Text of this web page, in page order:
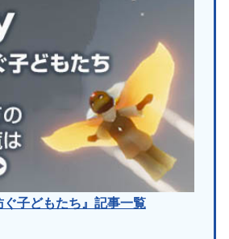
ぐ子どもたち』記事一覧